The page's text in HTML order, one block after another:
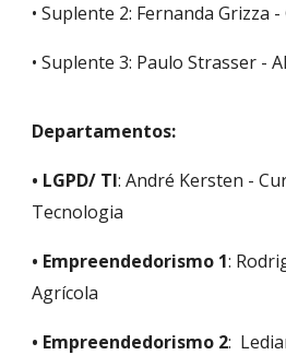
• Suplente 2: Fernanda Grizza
• Suplente 3: Paulo Strasser -
Departamentos:
• LGPD/ TI: André Kersten -
Tecnologia
• Empreendedorismo 1:
Agrícola
• Empreendedorismo 2: